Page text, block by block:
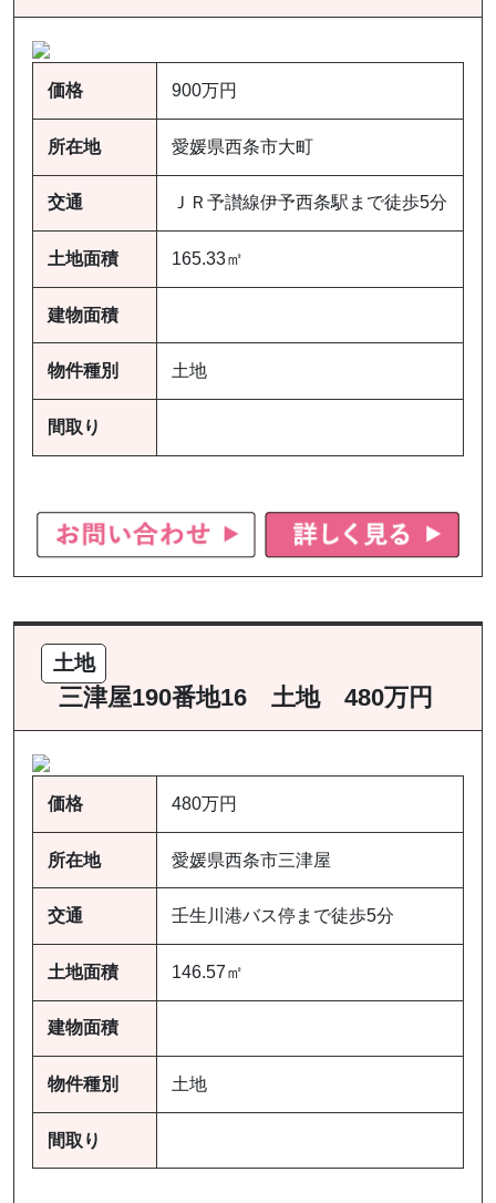
価格 900万円
所在地 愛媛県西条市大町
交通 ＪＲ予讃線伊予西条駅まで徒歩5分
土地面積 165.33㎡
建物面積
物件種別 土地
間取り
土地
三津屋190番地16 土地 480万円
価格 480万円
所在地 愛媛県西条市三津屋
交通 壬生川港バス停まで徒歩5分
土地面積 146.57㎡
建物面積
物件種別 土地
間取り